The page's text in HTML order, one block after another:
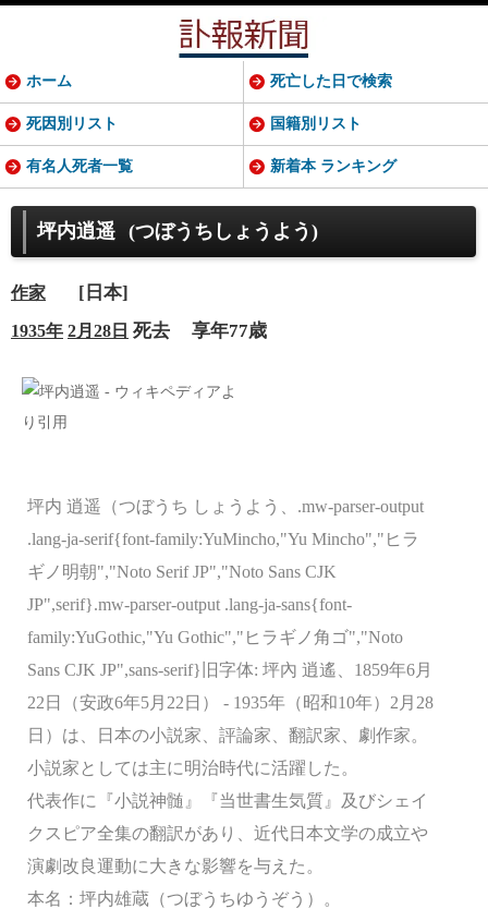
坪内逍遥 (つぼうちしょうよう)
作家 [日本]
1935年 2月28日 死去 享年77歳
坪内 逍遥（つぼうち しょうよう、.mw-parser-output
.lang-ja-serif{font-family:YuMincho,"Yu Mincho","ヒラ
ギノ明朝","Noto Serif JP","Noto Sans CJK
JP",serif}.mw-parser-output .lang-ja-sans{font-
family:YuGothic,"Yu Gothic","ヒラギノ角ゴ","Noto
Sans CJK JP",sans-serif}旧字体: 坪󠄁內 逍遙、1859年6月
22日（安政6年5月22日） - 1935年（昭和10年）2月28
日）は、日本の小説家、評論家、翻訳家、劇作家。
小説家としては主に明治時代に活躍した。
代表作に『小説神髄』『当世書生気質』及びシェイ
クスピア全集の翻訳があり、近代日本文学の成立や
演劇改良運動に大きな影響を与えた。
本名：坪内雄蔵（つぼうちゆうぞう）。
ホーム 死亡した日で検索
死因別リスト 国籍別リスト
有名人死者一覧 新着本 ランキング